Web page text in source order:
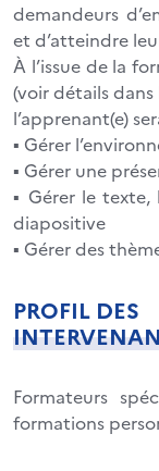
demandeurs
et d’atteindre
À l’issue de la
(voir détails
l’apprenant(e)
▪ Gérer
▪ Gérer une
▪ Gérer le
diapositive
▪ Gérer des
PROFIL DES
Formateurs
formations